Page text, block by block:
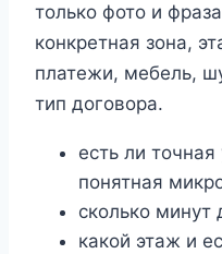
только фото и
конкретная зона,
платежи, мебель,
тип договора.
есть ли
понятная
сколько минут
какой этаж и